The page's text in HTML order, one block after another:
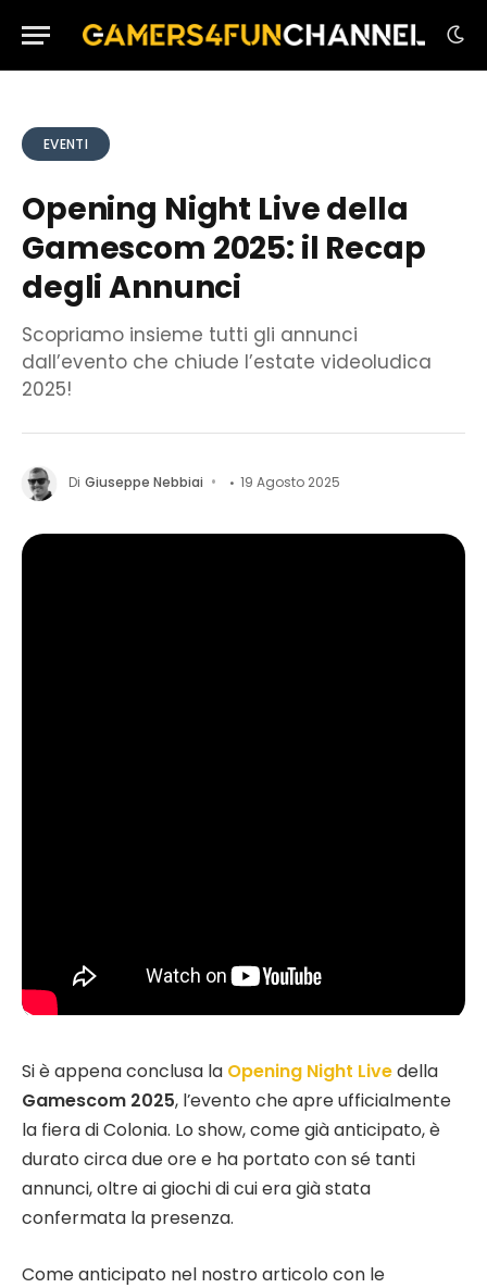
EVENTI
Opening Night Live della
Gamescom 2025: il Recap
degli Annunci
Scopriamo insieme tutti gli annunci
dall’evento che chiude l’estate videoludica
2025!
Di Giuseppe Nebbiai 19 Agosto 2025
Si è appena conclusa la Opening Night Livedella
Gamescom 2025, l’evento che apre ufficialmente
la fiera di Colonia. Lo show, come già anticipato, è
durato circa due ore e ha portato con sé tanti
annunci, oltre ai giochi di cui era già stata
confermata la presenza.
Come anticipato nel nostro articolo con le